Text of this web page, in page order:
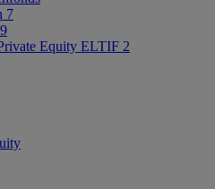
7
Equity ELTIF 2